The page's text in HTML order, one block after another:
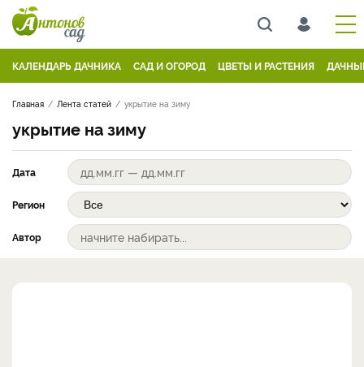
КАЛЕНДАРЬ ДАЧНИКА САД И ОГОРОД ЦВЕТЫ И РАСТЕНИЯ
Главная Лента статей укрытие на зиму
укрытие на зиму
Дата
Регион
Автор